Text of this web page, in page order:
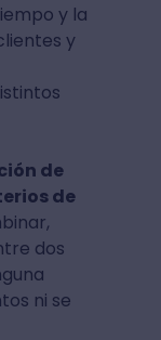
y la
y
de
de
dos
ni se